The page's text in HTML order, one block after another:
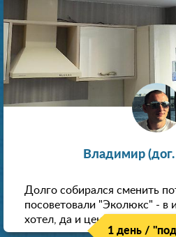
Владимир
Долго собирался сменить
посоветовали "Эколюкс" - в
хотел, да и цена нормальная.
1 день /